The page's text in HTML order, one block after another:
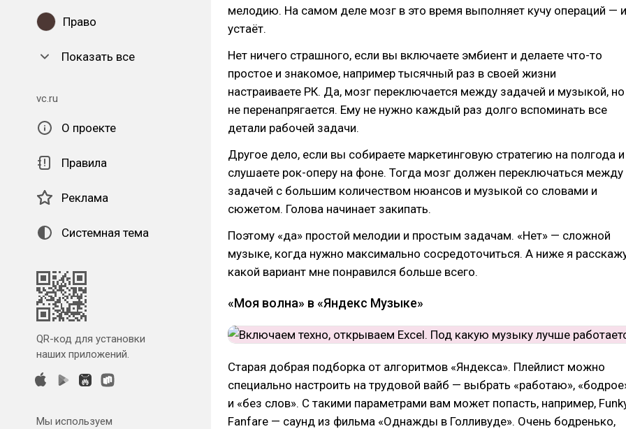
Право
Показать все
vc.ru
О проекте
Правила
Реклама
Системная тема
QR-код для установки
наших приложений.
Мы используем
мелодию. На самом деле мозг в это время выполняет кучу операций — и
устаёт.
Нет ничего страшного, если вы включаете эмбиент и делаете что-то
простое и знакомое, например тысячный раз в своей жизни
настраиваете РК. Да, мозг переключается между задачей и музыкой, но
не перенапрягается. Ему не нужно каждый раз долго вспоминать все
детали рабочей задачи.
Другое дело, если вы собираете маркетинговую стратегию на полгода и
слушаете рок-оперу на фоне. Тогда мозг должен переключаться между
задачей с большим количеством нюансов и музыкой со словами и
сюжетом. Голова начинает закипать.
Поэтому «да» простой мелодии и простым задачам. «Нет» — сложной
музыке, когда нужно максимально сосредоточиться. А ниже я
какой вариант мне понравился больше всего.
«Моя волна» в «Яндекс Музыке»
Старая добрая подборка от алгоритмов «Яндекса». Плейлист можно
специально настроить на трудовой вайб — выбрать «работаю»,
и «без слов». С такими параметрами вам может попасть, например,
Fanfare — саунд из фильма «Однажды в Голливуде». Очень бодренько,